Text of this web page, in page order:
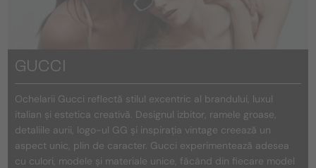
GUCCI
Ochelarii Gucci reflectă stilul excentric al brandului, luxul
italian și estetica creativă. Designul izbitor, ramele groase,
detaliile aurii, logo-ul GG și inspirația vintage creează un
aspect unic, plin de caracter. Gucci experimentează adesea
cu culori, modele și materiale unice, făcând din fiecare model